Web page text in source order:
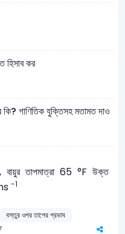
হিসাব কর
কি? গাণিতিক যুক্তিসহ মতামত দাও
তাপমাত্রা 65 °F উক্ত
-1
বস্তুর ওপর তাপের প্রভাব